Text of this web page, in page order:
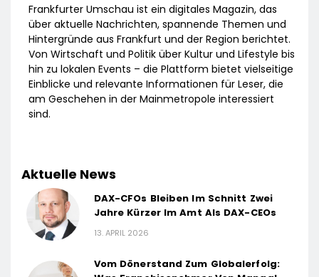
Frankfurter Umschau ist ein digitales Magazin, das
über aktuelle Nachrichten, spannende Themen und
Hintergründe aus Frankfurt und der Region berichtet.
Von Wirtschaft und Politik über Kultur und Lifestyle bis
hin zu lokalen Events – die Plattform bietet vielseitige
Einblicke und relevante Informationen für Leser, die
am Geschehen in der Mainmetropole interessiert
sind.
Aktuelle News
DAX-CFOs Bleiben Im Schnitt Zwei
Jahre Kürzer Im Amt Als DAX-CEOs
13. APRIL 2026
Vom Dönerstand Zum Globalerfolg: